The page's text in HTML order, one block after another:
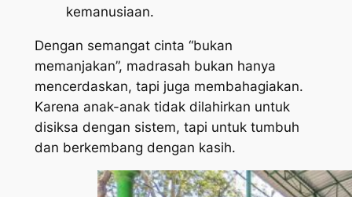
kemanusiaan.
Dengan semangat cinta “bukan
memanjakan”, madrasah bukan hanya
mencerdaskan, tapi juga membahagiakan.
Karena anak-anak tidak dilahirkan untuk
disiksa dengan sistem, tapi untuk tumbuh
dan berkembang dengan kasih.